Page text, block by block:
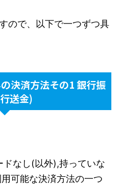
ので、以下で一つずつ具
決済方法その1 銀行振
送金)
ドなし(以外),持っていな
可能な決済方法の一つ